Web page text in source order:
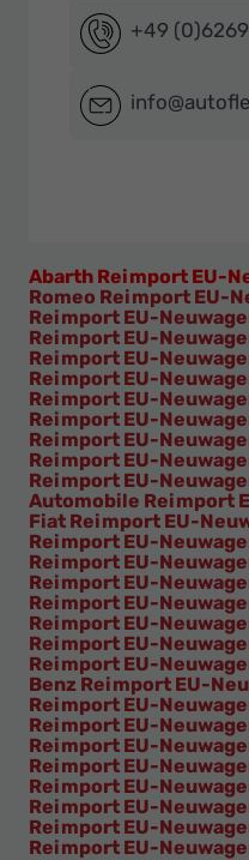
+49
Abarth Reimport EU-
Romeo Reimport EU-
Reimport EU-
Reimport EU-
Reimport EU-
Reimport EU-
Reimport EU-
Reimport EU-
Reimport EU-
Reimport EU-
Reimport EU-
Automobile Reimport
Fiat Reimport EU-
Reimport EU-
Reimport EU-
Reimport EU-
Reimport EU-
Reimport EU-
Reimport EU-
Reimport EU-
Benz Reimport EU-
Reimport EU-
Reimport EU-
Reimport EU-
Reimport EU-
Reimport EU-
Reimport EU-
Reimport EU-
Reimport EU-